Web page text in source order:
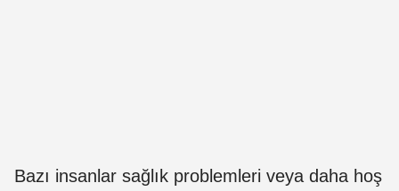
Bazı insanlar sağlık problemleri veya daha hoş